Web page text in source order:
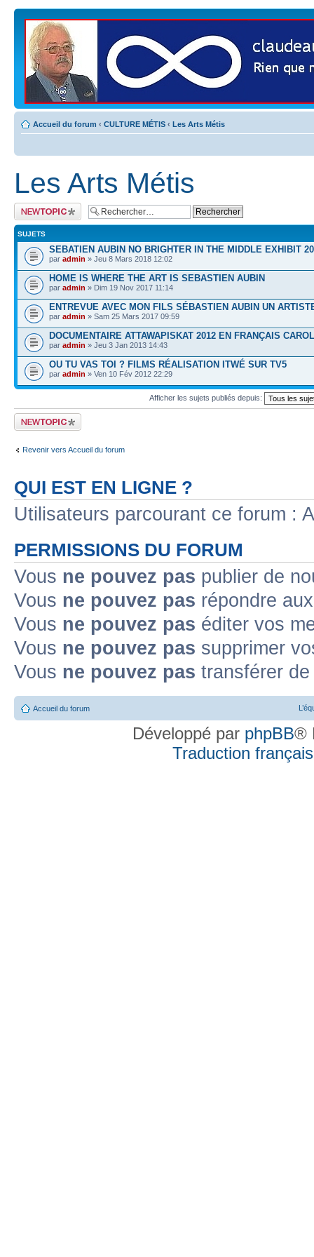
Accueil du forum ‹ CULTURE MÉTIS ‹ Les Arts Métis
Les Arts Métis
Publier un nouveau
sujet
SUJETS
SEBATIEN AUBIN NO BRIGHTER IN THE MIDDLE EXHIBIT
par admin » Jeu 8 Mars 2018 12:02
HOME IS WHERE THE ART IS SEBASTIEN AUBIN
par admin » Dim 19 Nov 2017 11:14
ENTREVUE AVEC MON FILS SÉBASTIEN AUBIN UN
par admin » Sam 25 Mars 2017 09:59
DOCUMENTAIRE ATTAWAPISKAT 2012 EN FRANÇAIS
par admin » Jeu 3 Jan 2013 14:43
OU TU VAS TOI ? FILMS RÉALISATION ITWÉ SUR TV5
par admin » Ven 10 Fév 2012 22:29
Afficher les sujets publiés depuis:
Publier un nouveau
sujet
Revenir vers Accueil du forum
QUI EST EN LIGNE ?
Utilisateurs parcourant ce forum :
PERMISSIONS DU FORUM
Vous ne pouvez pas publier de
Vous ne pouvez pas répondre
Vous ne pouvez pas éditer vos
Vous ne pouvez pas supprimer
Vous ne pouvez pas transférer
Accueil du forum
Développé par phpBB®
Traduction